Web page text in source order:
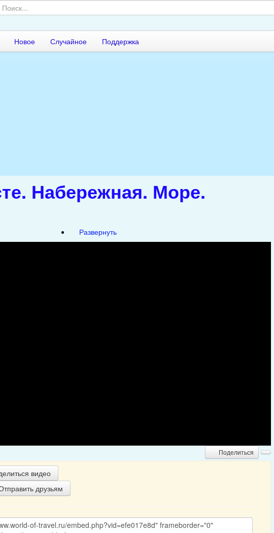
Новое Случайное Поддержка
Набережная. Море.
Развернуть
Поделиться
видео
друзьям